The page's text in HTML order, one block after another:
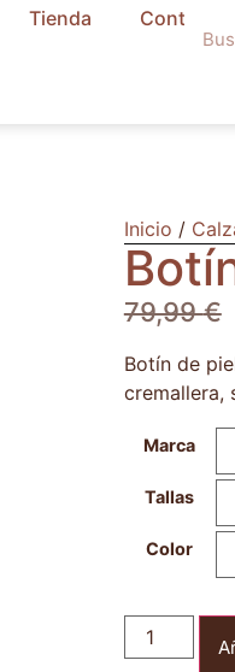
Tienda Contacto
Inicio /
79,99€
Botín de
cremallera,
Marca
Tallas
Color